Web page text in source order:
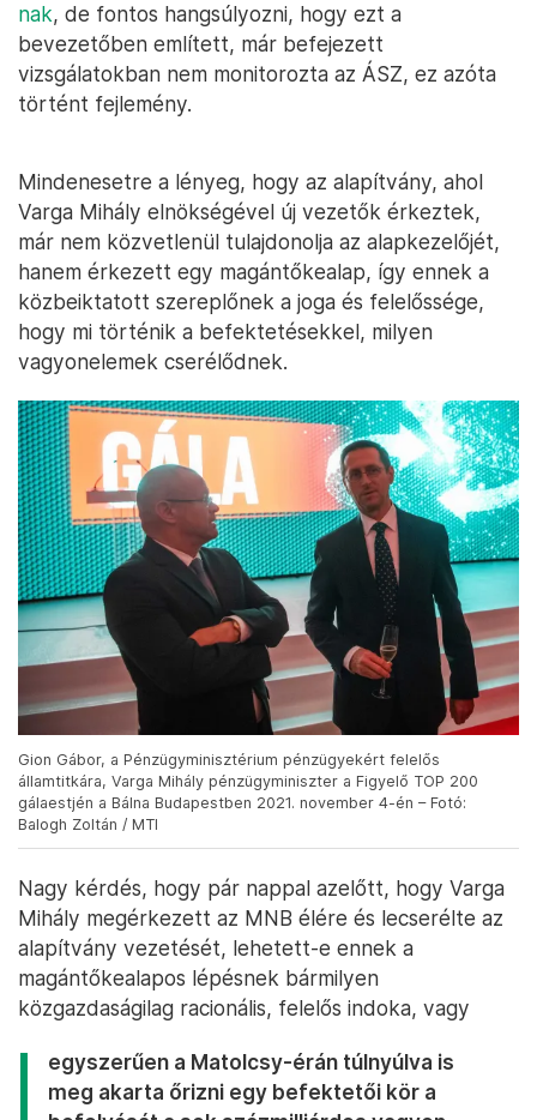
nak, de fontos hangsúlyozni, hogy ezt a
bevezetőben említett, már befejezett
vizsgálatokban nem monitorozta az ÁSZ, ez azóta
történt fejlemény.
Mindenesetre a lényeg, hogy az alapítvány, ahol
Varga Mihály elnökségével új vezetők érkeztek,
már nem közvetlenül tulajdonolja az alapkezelőjét,
hanem érkezett egy magántőkealap, így ennek a
közbeiktatott szereplőnek a joga és felelőssége,
hogy mi történik a befektetésekkel, milyen
vagyonelemek cserélődnek.
Gion Gábor, a Pénzügyminisztérium pénzügyekért felelős
államtitkára, Varga Mihály pénzügyminiszter a Figyelő TOP 200
gálaestjén a Bálna Budapestben 2021. november 4-én – Fotó:
Balogh Zoltán / MTI
Nagy kérdés, hogy pár nappal azelőtt, hogy Varga
Mihály megérkezett az MNB élére és lecserélte az
alapítvány vezetését, lehetett-e ennek a
magántőkealapos lépésnek bármilyen
közgazdaságilag racionális, felelős indoka, vagy
egyszerűen a Matolcsy-érán túlnyúlva is
meg akarta őrizni egy befektetői kör a